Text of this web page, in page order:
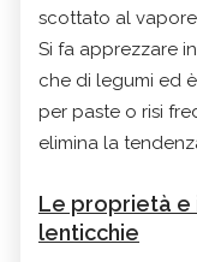
scottato al
Si fa apprezzare
che di legumi ed
per paste o risi
elimina la
Le proprietà e
lenticchie